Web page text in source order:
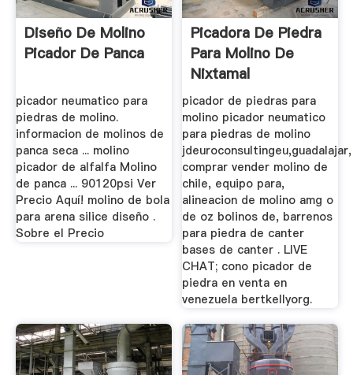
Diseño De Molino
Picador De Panca
picador neumatico para
piedras de molino.
informacion de molinos de
panca seca ... molino
picador de alfalfa Molino
de panca ... 90120psi Ver
Precio Aquí! molino de bola
para arena silice diseño .
Sobre el Precio
Picadora De Piedra
Para Molino De
Nixtamal
picador de piedras para
molino picador neumatico
para piedras de molino
jdeuroconsultingeu,guadalajar,
comprar vender molino de
chile, equipo para,
alineacion de molino amg o
de oz bolinos de, barrenos
para piedra de canter
bases de canter . LIVE
CHAT; cono picador de
piedra en venta en
venezuela bertkellyorg.